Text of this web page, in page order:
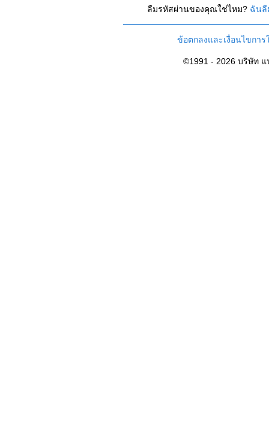
ลืมรหัสผ่านของคุณใช่ไหม? ฉันลื
ข้อตกลงและเงื่อนไขการ
©1991 - 2026 บริษัท